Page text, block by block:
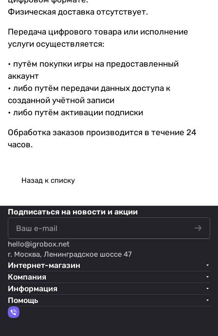
Физическая доставка отсутствует.
Передача цифрового товара или исполнение
услуги осуществляется:
• путём покупки игры на предоставленный
аккаунт
• либо путём передачи данных доступа к
созданной учётной записи
• либо путём активации подписки
Обработка заказов производится в течение 24
часов.
Назад к списку
Подписаться на новости и акции
hello@igrobox.net
г. Москва, Ленинградское шоссе 47
Интернет-магазин
Компания
Информация
Помощь